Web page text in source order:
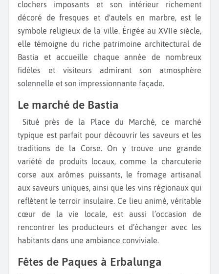
clochers imposants et son intérieur richement
décoré de fresques et d'autels en marbre, est le
symbole religieux de la ville. Érigée au XVIIe siècle,
elle témoigne du riche patrimoine architectural de
Bastia et accueille chaque année de nombreux
fidèles et visiteurs admirant son atmosphère
solennelle et son impressionnante façade.
Le marché de Bastia
Situé près de la Place du Marché, ce marché
typique est parfait pour découvrir les saveurs et les
traditions de la Corse. On y trouve une grande
variété de produits locaux, comme la charcuterie
corse aux arômes puissants, le fromage artisanal
aux saveurs uniques, ainsi que les vins régionaux qui
reflètent le terroir insulaire. Ce lieu animé, véritable
cœur de la vie locale, est aussi l’occasion de
rencontrer les producteurs et d’échanger avec les
habitants dans une ambiance conviviale.
Fêtes de Paques à Erbalunga